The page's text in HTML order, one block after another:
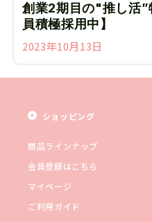
創業2期目の"推し活”
員積極採用中】
2023年10月13日
ショッピング
商品ラインナップ
会員登録はこちら
マイページ
ご利用ガイド